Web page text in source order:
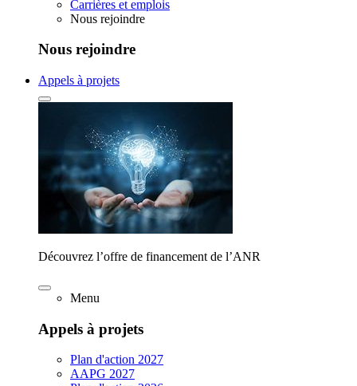
Carrières et emplois
Nous rejoindre
Nous rejoindre
Appels à projets
Découvrez l’offre de financement de l’ANR
Menu
Appels à projets
Plan d'action 2027
AAPG 2027